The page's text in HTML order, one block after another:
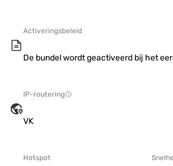
Activeringsbeleid
De bundel wordt geactiveerd bij het
IP-routering
VK
Hotspot